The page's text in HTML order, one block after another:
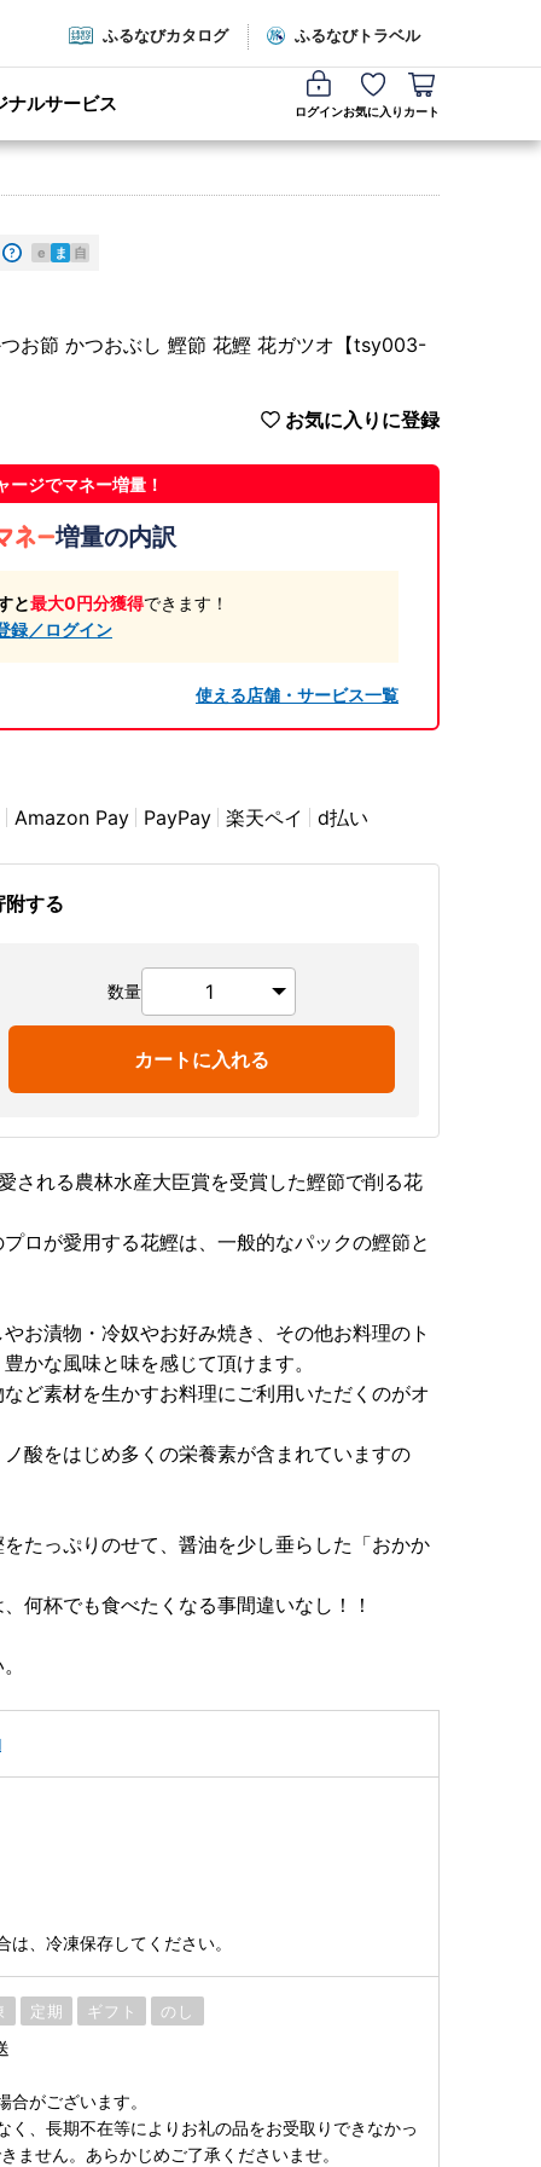
ふるなびカタログ ふるなびトラベル
ナルサービス ログインお気に入り カート
e ま 自
お節 かつおぶし 鰹節 花鰹 花ガツオ【tsy003-
お気に入りに登録
ージでマネー増量！
増量の内訳
と最大0円分獲得できます！
録／ログイン
使える店舗・サービス一覧
Amazon Pay PayPay 楽天ペイ d払い
する
数量
カートに入れる
される農林水産大臣賞を受賞した鰹節で削る花
ロが愛用する花鰹は、一般的なパックの鰹節と
お漬物・冷奴やお好み焼き、その他お料理のト
かな風味と味を感じて頂けます。
ど素材を生かすお料理にご利用いただくのがオ
酸をはじめ多くの栄養素が含まれていますの
たっぷりのせて、醤油を少し垂らした「おかか
何杯でも食べたくなる事間違いなし！！
は、冷凍保存してください。
定期 ギフト のし
がございます。
く、長期不在等によりお礼の品をお受取りできなかっ
ません。あらかじめご了承くださいませ。